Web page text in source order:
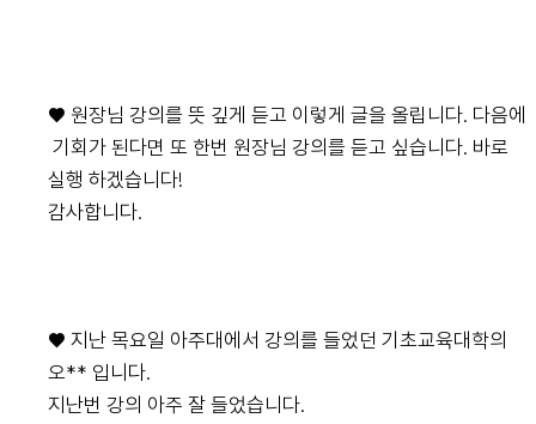
♥ 원장님 강의를 뜻 깊게 듣고 이렇게 글을 올립니다. 다음에
기회가 된다면 또 한번 원장님 강의를 듣고 싶습니다. 바로
실행 하겠습니다!
감사합니다.
♥ 지난 목요일 아주대에서 강의를 들었던 기초교육대학의
오** 입니다.
지난번 강의 아주 잘 들었습니다.